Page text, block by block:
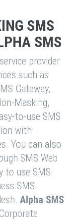
SMS
SMS
provider
such as
Gateway,
Masking,
to-use SMS
with
You can also
SMS Web
to use SMS
SMS
Alpha SMS